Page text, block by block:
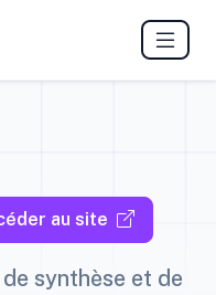
au site
synthèse et de